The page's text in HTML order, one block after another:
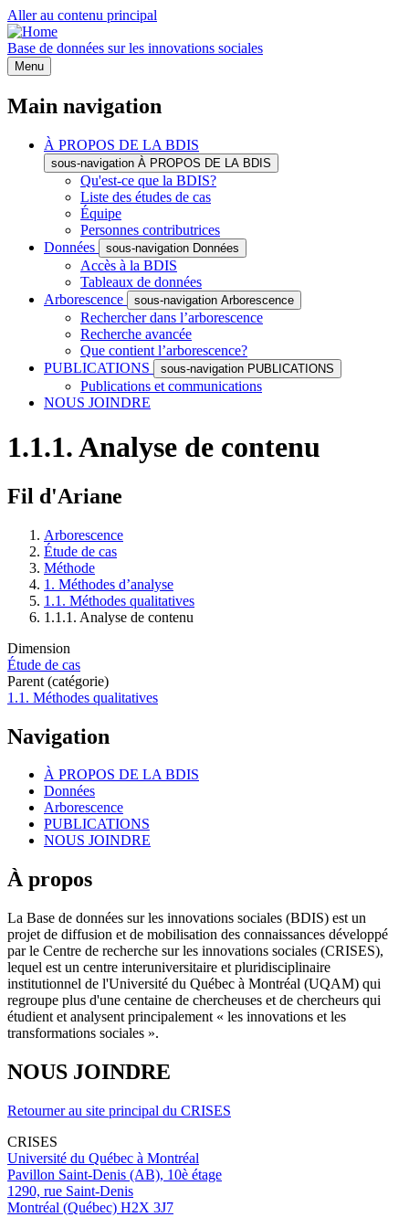
Aller au contenu principal
Base de données sur les innovations sociales
Menu
Main navigation
À PROPOS DE LA BDIS
sous-navigation À PROPOS DE LA BDIS
Qu'est-ce que la BDIS?
Liste des études de cas
Équipe
Personnes contributrices
Données
sous-navigation Données
Accès à la BDIS
Tableaux de données
Arborescence
sous-navigation Arborescence
Rechercher dans l’arborescence
Recherche avancée
Que contient l’arborescence?
PUBLICATIONS
sous-navigation PUBLICATIONS
Publications et communications
NOUS JOINDRE
1.1.1. Analyse de contenu
Fil d'Ariane
Arborescence
Étude de cas
Méthode
1. Méthodes d’analyse
1.1. Méthodes qualitatives
1.1.1. Analyse de contenu
Dimension
Étude de cas
Parent (catégorie)
1.1. Méthodes qualitatives
Navigation
À PROPOS DE LA BDIS
Données
Arborescence
PUBLICATIONS
NOUS JOINDRE
À propos
La Base de données sur les innovations sociales (BDIS) est un
projet de diffusion et de mobilisation des connaissances développé
par le Centre de recherche sur les innovations sociales (CRISES),
lequel est un centre interuniversitaire et pluridisciplinaire
institutionnel de l'Université du Québec à Montréal (UQAM) qui
regroupe plus d'une centaine de chercheuses et de chercheurs qui
étudient et analysent principalement « les innovations et les
transformations sociales ».
NOUS JOINDRE
Retourner au site principal du CRISES
CRISES
Université du Québec à Montréal
Pavillon Saint-Denis (AB), 10è étage
1290, rue Saint-Denis
Montréal (Québec) H2X 3J7